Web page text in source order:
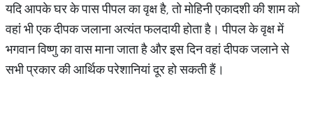
यदि आपके घर के पास पीपल का वृक्ष है, तो मोहिनी एकादशी की शाम को
वहां भी एक दीपक जलाना अत्यंत फलदायी होता है। पीपल के वृक्ष में
भगवान विष्णु का वास माना जाता है और इस दिन वहां दीपक जलाने से
सभी प्रकार की आर्थिक परेशानियां दूर हो सकती हैं।